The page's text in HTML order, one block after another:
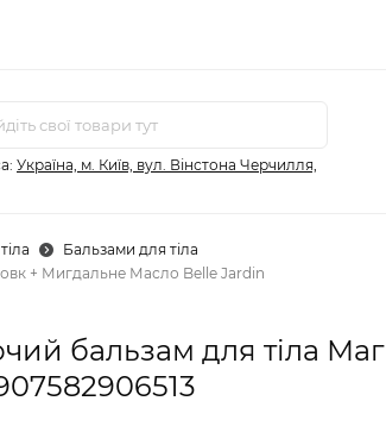
Україна, м. Київ, вул. Вінстона Черчилля,
Бальзами для тіла
+ Мигдальне Масло Belle Jardin
бальзам для тіла